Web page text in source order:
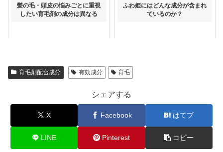
レベナオーガニックの気になる
香りは？
髪の毛・頭皮の悩みごとに重視
したい育毛剤の成分は異なる
ふわ姫にはどんな成分が含まれ
ているのか？
育毛剤配合成分 有効成分 育毛
シェアする
X Facebook はてブ
LINE Pinterest コピー